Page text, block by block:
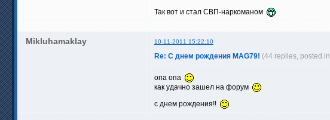
Так вот и стал СВП-наркоманом
Mikluhamaklay 10-11-2011 15:22:10
Re: С днем рождения MAG79! (44 replies, posted in
опа опа
как удачно зашел на форум
с днем рождения!!